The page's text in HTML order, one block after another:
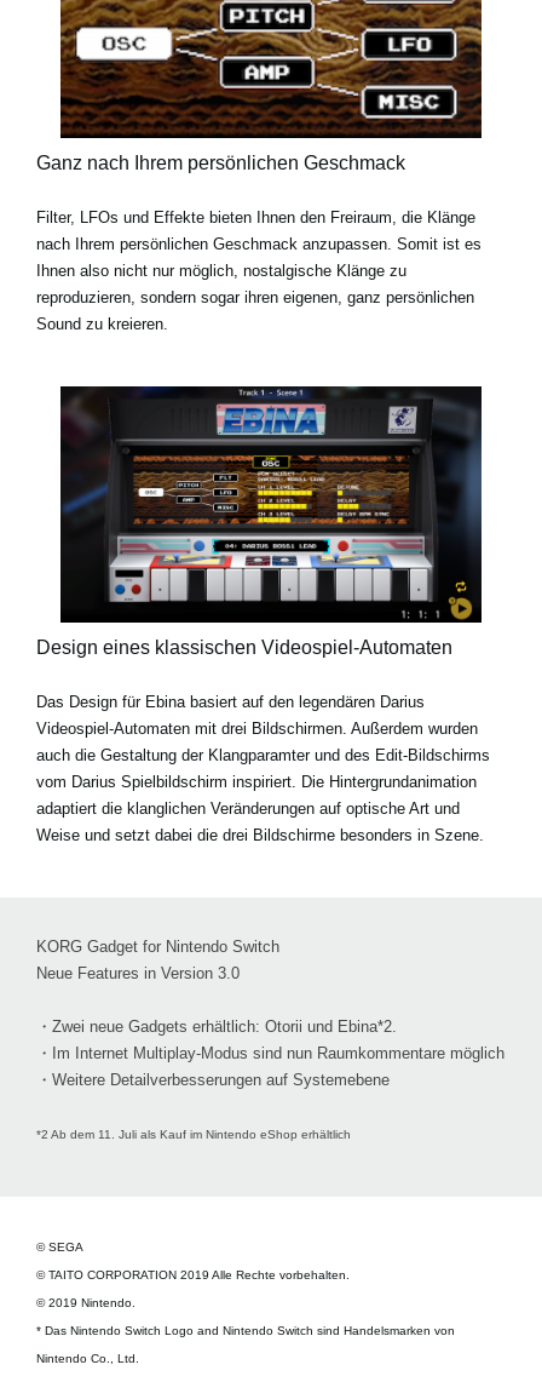
Ganz nach Ihrem persönlichen Geschmack
Filter, LFOs und Effekte bieten Ihnen den Freiraum, die Klänge
nach Ihrem persönlichen Geschmack anzupassen. Somit ist es
Ihnen also nicht nur möglich, nostalgische Klänge zu
reproduzieren, sondern sogar ihren eigenen, ganz persönlichen
Sound zu kreieren.
Design eines klassischen Videospiel-Automaten
Das Design für Ebina basiert auf den legendären Darius
Videospiel-Automaten mit drei Bildschirmen. Außerdem wurden
auch die Gestaltung der Klangparamter und des Edit-Bildschirms
vom Darius Spielbildschirm inspiriert. Die Hintergrundanimation
adaptiert die klanglichen Veränderungen auf optische Art und
Weise und setzt dabei die drei Bildschirme besonders in Szene.
KORG Gadget for Nintendo Switch
Neue Features in Version 3.0
・Zwei neue Gadgets erhältlich: Otorii und Ebina*2.
・Im Internet Multiplay-Modus sind nun Raumkommentare möglich
・Weitere Detailverbesserungen auf Systemebene
*2 Ab dem 11. Juli als Kauf im Nintendo eShop erhältlich
© SEGA
© TAITO CORPORATION 2019 Alle Rechte vorbehalten.
© 2019 Nintendo.
* Das Nintendo Switch Logo and Nintendo Switch sind Handelsmarken von
Nintendo Co., Ltd.